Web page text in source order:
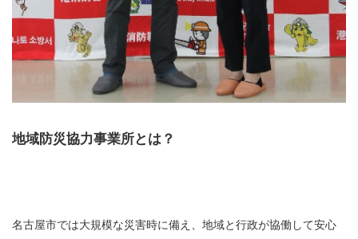
地域防災協力事業所とは？
名古屋市では大規模な災害時に備え、地域と行政が協働して安心